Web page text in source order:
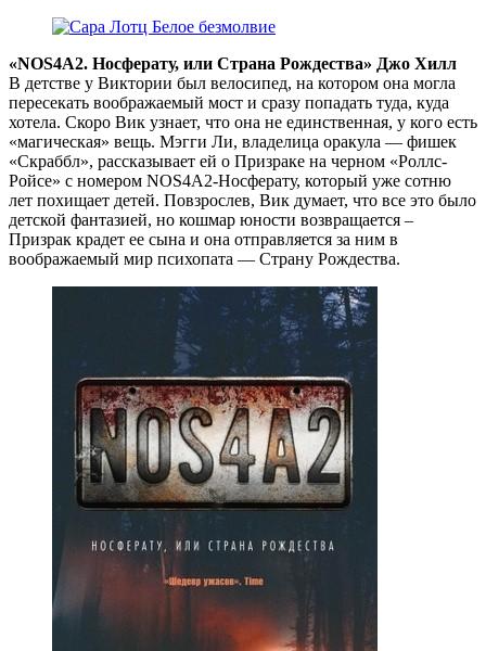
«NOS4A2. Носферату, или Страна Рождества» Джо Хилл
В детстве у Виктории был велосипед, на котором она могла
пересекать воображаемый мост и сразу попадать туда, куда
хотела. Скоро Вик узнает, что она не единственная, у кого есть
«магическая» вещь. Мэгги Ли, владелица оракула — фишек
«Скраббл», рассказывает ей о Призраке на черном «Роллс-
Ройсе» с номером NOS4A2-Носферату, который уже сотню
лет похищает детей. Повзрослев, Вик думает, что все это было
детской фантазией, но кошмар юности возвращается –
Призрак крадет ее сына и она отправляется за ним в
воображаемый мир психопата — Страну Рождества.